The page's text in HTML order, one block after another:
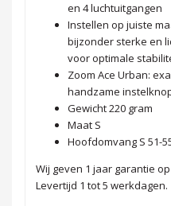
en 4 luchtuitgangen
Instellen op juiste
bijzonder sterke en
voor optimale
Zoom Ace Urban:
handzame
Gewicht 220 gram
Maat S
Hoofdomvang S 51-
Wij geven 1 jaar garantie
Levertijd 1 tot 5 werkdagen.